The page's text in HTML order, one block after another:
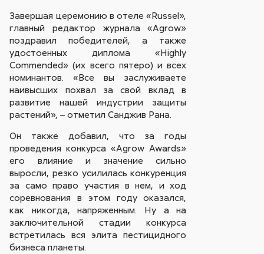
Завершая церемонию в отеле «Russel»,
главный редактор журнала «Agrow»
поздравил победителей, а также
удостоенных диплома «Highly
Commended» (их всего пятеро) и всех
номинантов. «Все вы заслуживаете
наивысших похвал за свой вклад в
развитие нашей индустрии защиты
растений», – отметил Санджив Рана.
Он также добавил, что за годы
проведения конкурса «Agrow Awards»
его влияние и значение сильно
выросли, резко усилилась конкуренция
за само право участия в нем, и ход
соревнования в этом году оказался,
как никогда, напряженным. Ну а на
заключительной стадии конкурса
встретилась вся элита пестицидного
бизнеса планеты.